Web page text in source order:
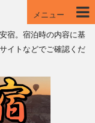
メニュー
宿。宿泊時の内容に基
イトなどでご確認くだ